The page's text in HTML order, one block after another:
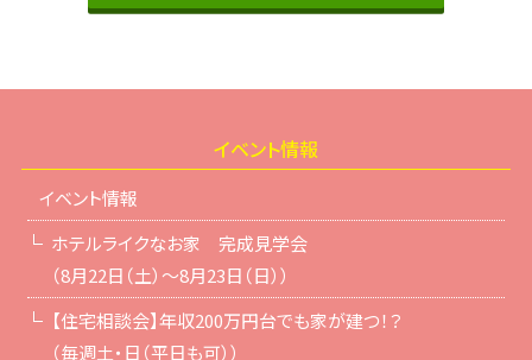
イベント情報
イベント情報
ホテルライクなお家 完成見学会
（8月22日（土）～8月23日（日））
【住宅相談会】年収200万円台でも家が建つ！？
（毎週土・日（平日も可））